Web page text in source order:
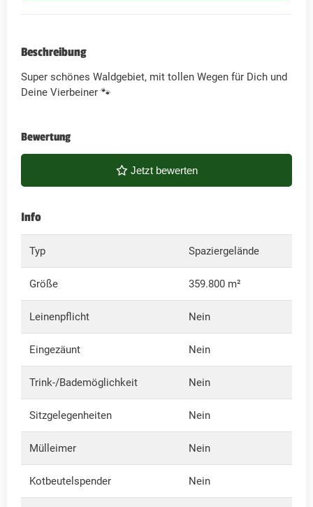
Beschreibung
Super schönes Waldgebiet, mit tollen Wegen für Dich und
Deine Vierbeiner 🐾
Bewertung
Jetzt bewerten
Info
Typ Spaziergelände
Größe 359.800 m²
Leinenpflicht Nein
Eingezäunt Nein
Trink-/Bademöglichkeit Nein
Sitzgelegenheiten Nein
Mülleimer Nein
Kotbeutelspender Nein